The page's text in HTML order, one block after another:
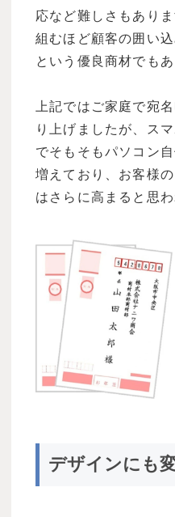
応など難しさもあり
組むほど顧客の囲い
という優良商材でもあ
上記ではご家庭で宛
り上げましたが、ス
でそもそもパソコン
増えており、お客様
はさらに高まると思わ
デザインにも